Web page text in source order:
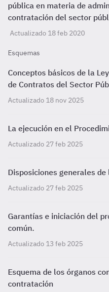
pública en materia de
contratación del sector
Actualizado 18 feb 2020
Esquemas
Conceptos básicos de la
de Contratos del Sector
Actualizado 18 nov 2025
La ejecución en el
Actualizado 27 feb 2025
Disposiciones generales
Actualizado 27 feb 2025
Garantías e iniciación del
común.
Actualizado 13 feb 2025
Esquema de los órganos
contratación